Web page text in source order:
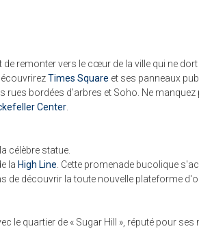
de remonter vers le cœur de la ville qui ne
Times Square et ses panneaux
rues bordées d’arbres et Soho. Ne
Center
la célèbre statue.
la High Line . Cette promenade bucolique
découvrir la toute nouvelle plateforme
le quartier de « Sugar Hill », réputé pour